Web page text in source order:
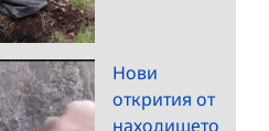
Нови
открития от
находището